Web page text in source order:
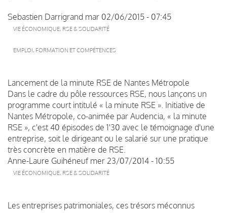
Sebastien Darrigrand mar 02/06/2015 - 07:45
VIE ÉCONOMIQUE, RSE & SOLIDARITÉ
EMPLOI, FORMATION ET COMPÉTENCES
Lancement de la minute RSE de Nantes Métropole
Dans le cadre du pôle ressources RSE, nous lançons un
programme court intitulé « la minute RSE ». Initiative de
Nantes Métropole, co-animée par Audencia, « la minute
RSE », c'est 40 épisodes de 1'30 avec le témoignage d'une
entreprise, soit le dirigeant ou le salarié sur une pratique
très concrète en matière de RSE.
Anne-Laure Guihéneuf mer 23/07/2014 - 10:55
VIE ÉCONOMIQUE, RSE & SOLIDARITÉ
Les entreprises patrimoniales, ces trésors méconnus